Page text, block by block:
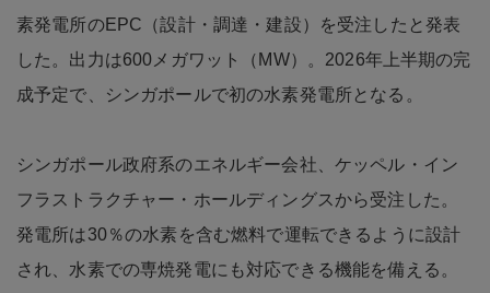
素発電所のEPC（設計・調達・建設）を受注したと発表
した。出力は600メガワット（MW）。2026年上半期の完
成予定で、シンガポールで初の水素発電所となる。
シンガポール政府系のエネルギー会社、ケッペル・イン
フラストラクチャー・ホールディングスから受注した。
発電所は30％の水素を含む燃料で運転できるように設計
され、水素での専焼発電にも対応できる機能を備える。